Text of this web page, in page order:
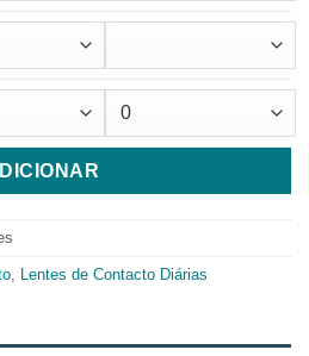
Lentes de Contacto Diárias